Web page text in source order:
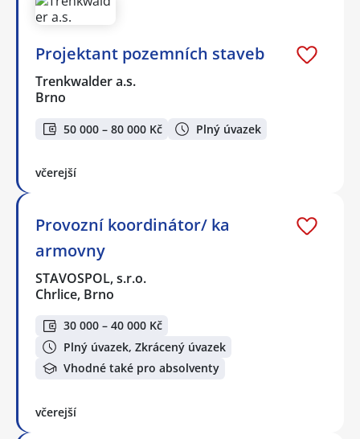
Projektant pozemních staveb
Trenkwalder a.s.
Brno
50 000 – 80 000 Kč Plný úvazek
včerejší
Provozní koordinátor/ ka
armovny
STAVOSPOL, s.r.o.
Chrlice, Brno
30 000 – 40 000 Kč
Plný úvazek, Zkrácený úvazek
Vhodné také pro absolventy
včerejší